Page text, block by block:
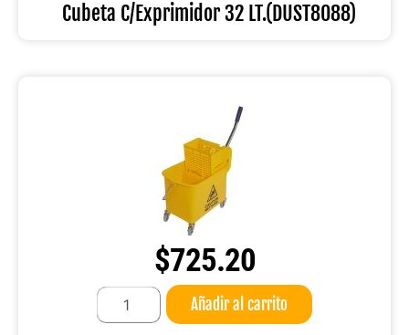
Cubeta C/Exprimidor 32 LT.(DUST8088)
$725.20
Cubeta
c/Exprimidor
20
Añadir al carrito